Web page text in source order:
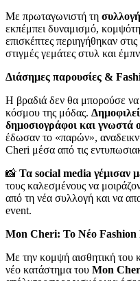
Με πρωταγωνιστή τη
εκπέμπει δυναμισμό,
επισκέπτες περιηγήθηκαν
στιγμές γεμάτες στυλ και
Διάσημες παρουσίες &
Η βραδιά δεν θα μπορούσε να
κόσμου της μόδας.
δημοσιογράφοι και γνωστά
έδωσαν το «παρών»,
Cheri μέσα από τις
📸 Τα social media γέμισαν
τους καλεσμένους να
από τη νέα συλλογή και να
event.
Mon Cheri: Το Νέο Fashion
Με την κομψή αισθητική του
νέο κατάστημα του Mon